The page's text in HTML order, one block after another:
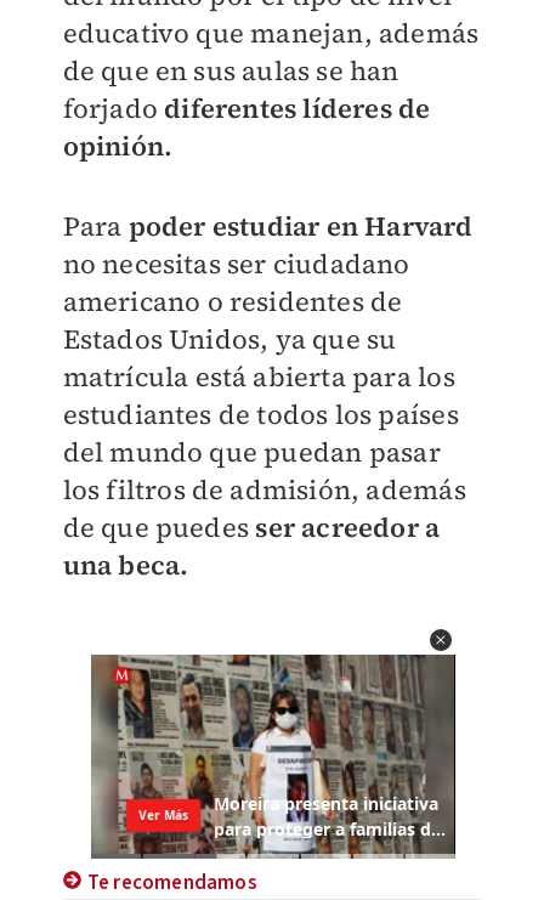
educativo que manejan, además
de que en sus aulas se han
forjado diferentes líderes de
opinión.
Para poder estudiar en Harvard
no necesitas ser ciudadano
americano o residentes de
Estados Unidos, ya que su
matrícula está abierta para los
estudiantes de todos los países
del mundo que puedan pasar
los filtros de admisión, además
de que puedes ser acreedor a
una beca.
Te recomendamos